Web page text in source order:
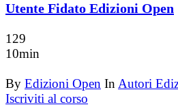
Utente Fidato Edizioni Open
129
10min
By Edizioni Open InAutori
Iscriviti al corso